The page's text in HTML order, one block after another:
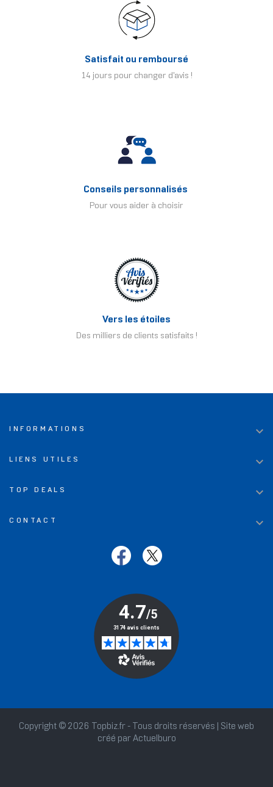
Satisfait ou remboursé
14 jours pour changer d'avis !
Conseils personnalisés
Pour vous aider à choisir
Vers les étoiles
Des milliers de clients satisfaits !
INFORMATIONS 
LIENS UTILES 
TOP DEALS 
CONTACT 
Copyright © 2026 Topbiz.fr - Tous droits réservés | Site web
créé par Actuelburo